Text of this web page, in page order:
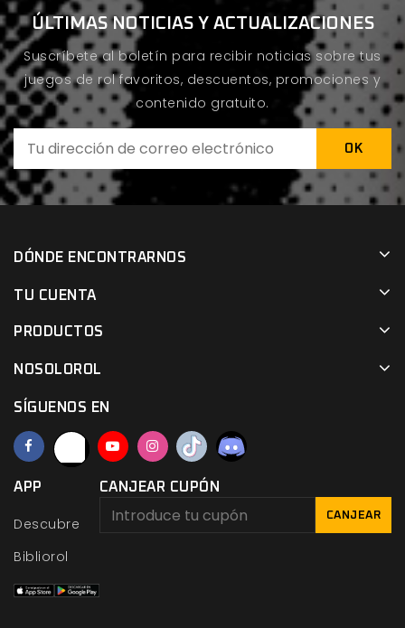
ÚLTIMAS NOTICIAS Y ACTUALIZACIONES
Suscríbete al boletín para recibir noticias sobre tus
juegos de rol favoritos, descuentos, promociones y
contenido gratuito.
DÓNDE ENCONTRARNOS
TU CUENTA
PRODUCTOS
NOSOLOROL
SÍGUENOS EN
APP
Descubre
Bibliorol
CANJEAR CUPÓN
CANJEAR